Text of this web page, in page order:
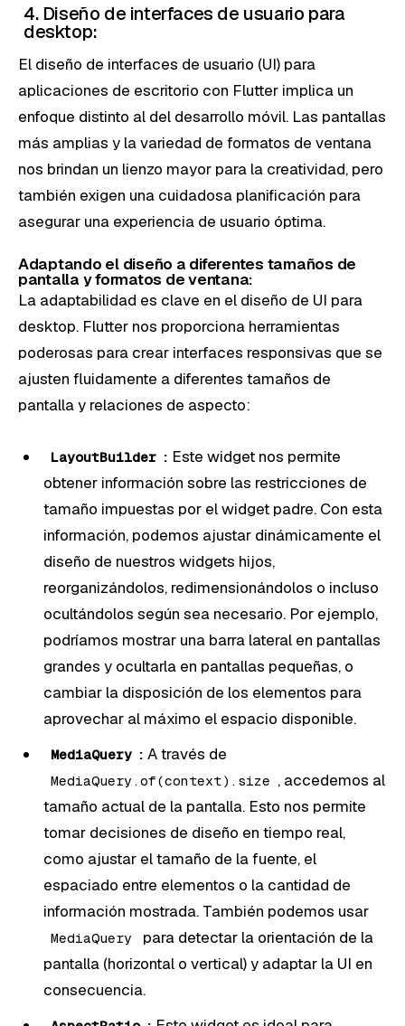
4. Diseño de interfaces de usuario para
desktop:
El diseño de interfaces de usuario (UI) para
aplicaciones de escritorio con Flutter implica un
enfoque distinto al del desarrollo móvil. Las pantallas
más amplias y la variedad de formatos de ventana
nos brindan un lienzo mayor para la creatividad, pero
también exigen una cuidadosa planificación para
asegurar una experiencia de usuario óptima.
Adaptando el diseño a diferentes tamaños de
pantalla y formatos de ventana:
La adaptabilidad es clave en el diseño de UI para
desktop. Flutter nos proporciona herramientas
poderosas para crear interfaces responsivas que se
ajusten fluidamente a diferentes tamaños de
pantalla y relaciones de aspecto:
LayoutBuilder : Este widget nos permite
obtener información sobre las restricciones de
tamaño impuestas por el widget padre. Con esta
información, podemos ajustar dinámicamente el
diseño de nuestros widgets hijos,
reorganizándolos, redimensionándolos o incluso
ocultándolos según sea necesario. Por ejemplo,
podríamos mostrar una barra lateral en pantallas
grandes y ocultarla en pantallas pequeñas, o
cambiar la disposición de los elementos para
aprovechar al máximo el espacio disponible.
MediaQuery : A través de
MediaQuery.of(context).size , accedemos al
tamaño actual de la pantalla. Esto nos permite
tomar decisiones de diseño en tiempo real,
como ajustar el tamaño de la fuente, el
espaciado entre elementos o la cantidad de
información mostrada. También podemos usar
MediaQuery
para detectar la orientación de la
pantalla (horizontal o vertical) y adaptar la UI en
consecuencia.